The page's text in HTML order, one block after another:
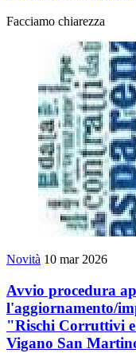
Facciamo chiarezza
Novità 10 mar 2026
Avvio procedura
l'aggiornamento/
"Rischi Corruttivi
Vigano San